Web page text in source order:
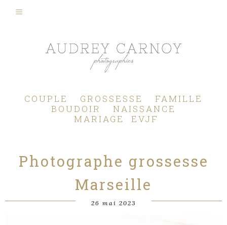
COUPLE GROSSESSE
FAMILLE
BOUDOIR
NAISSANCE
MARIAGE
EVJF
Photographe grossesse
Marseille
26 mai 2023